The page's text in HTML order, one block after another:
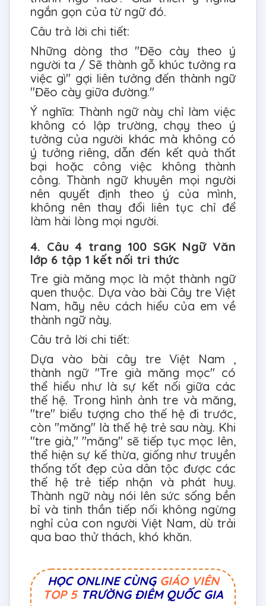
ngắn gọn của từ ngữ đó.
Câu trả lời chi tiết:
Những dòng thơ "Đẽo cày theo ý
người ta / Sẽ thành gỗ khúc tưởng ra
việc gì" gợi liên tưởng đến thành ngữ
"Đẽo cày giữa đường."
Ý nghĩa: Thành ngữ này chỉ làm việc
không có lập trường, chạy theo ý
tưởng của người khác mà không có
ý tưởng riêng, dẫn đến kết quả thất
bại hoặc công việc không thành
công. Thành ngữ khuyên mọi người
nên quyết định theo ý của mình,
không nên thay đổi liên tục chỉ để
làm hài lòng mọi người.
4. Câu 4 trang 100 SGK Ngữ Văn
lớp 6 tập 1 kết nối tri thức
Tre già măng mọc là một thành ngữ
quen thuộc. Dựa vào bài Cây tre Việt
Nam, hãy nêu cách hiểu của em về
thành ngữ này.
Câu trả lời chi tiết:
Dựa vào bài cây tre Việt Nam ,
thành ngữ "Tre già măng mọc" có
thể hiểu như là sự kết nối giữa các
thế hệ. Trong hình ảnh tre và măng,
"tre" biểu tượng cho thế hệ đi trước,
còn "măng" là thế hệ trẻ sau này. Khi
"tre già," "măng" sẽ tiếp tục mọc lên,
thể hiện sự kế thừa, giống như truyền
thống tốt đẹp của dân tộc được các
thế hệ trẻ tiếp nhận và phát huy.
Thành ngữ này nói lên sức sống bền
bỉ và tinh thần tiếp nối không ngừng
nghỉ của con người Việt Nam, dù trải
qua bao thử thách, khó khăn.
HỌC ONLINE CÙNG GIÁO VIÊN
TOP 5 TRƯỜNG ĐIỂM QUỐC GIA